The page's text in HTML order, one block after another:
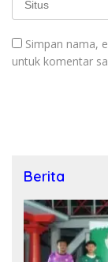
Simpan nama,
untuk komentar
Berita